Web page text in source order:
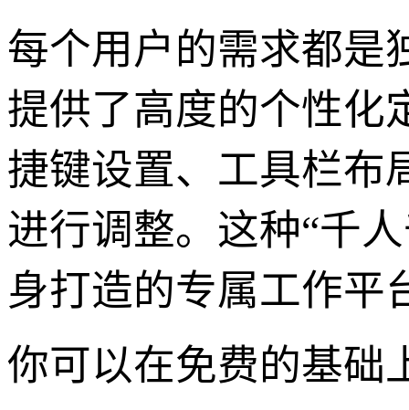
每个用户的需求都是
提供了高度的个性化
捷键设置、工具栏布
进行调整。这种“千
身打造的专属工作平
你可以在免费的基础